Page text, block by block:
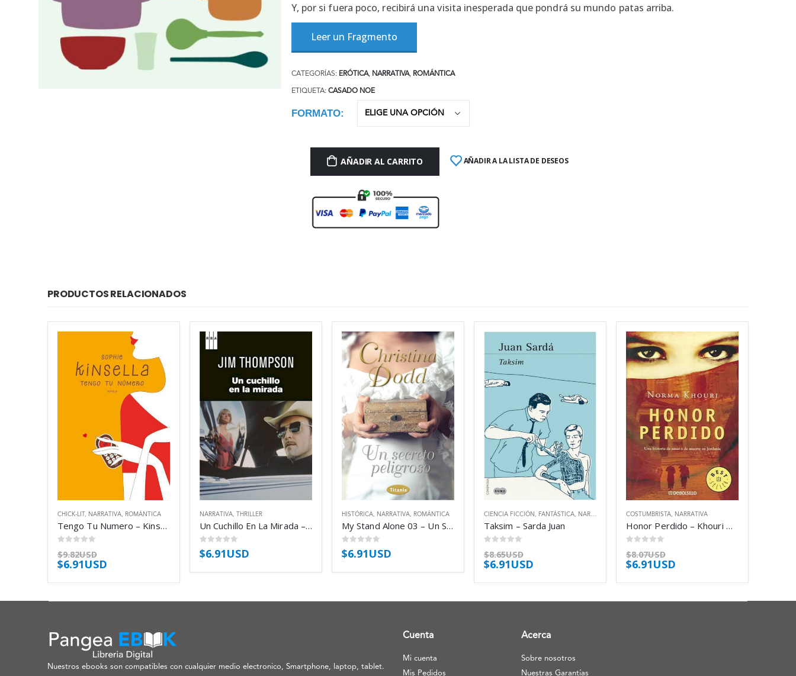
Y, por si fuera poco, recibirá una visita inesperada que pondrá su mundo patas arriba.
Leer un Fragmento
CATEGORÍAS: ERÓTICA, NARRATIVA, ROMÁNTICA
ETIQUETA: CASADO NOE
FORMATO
AÑADIR AL CARRITO AÑADIR A LA LISTA DE DESEOS
PRODUCTOS RELACIONADOS
CHICK-LIT NARRATIVA ROMÁNTICA
Tengo Tu Numero – Kinsella Sophie
$9.82USD
$6.91USD
NARRATIVA THRILLER
Un Cuchillo En La Mirada – Thompson Jim
0out of 5
$6.91USD
HISTÓRICA NARRATIVA ROMÁNTICA
My Stand Alone 03 – Un Secreto Peligroso – Dodd Christina
0out of 5
$6.91USD
CIENCIA FICCIÓN FANTÁSTICA NARRATIVA
Taksim – Sarda Juan
$8.65USD
$6.91USD
COSTUMBRISTA NARRATIVA
Honor Perdido – Khouri Norma
$8.07USD
$6.91USD
Nuestros ebooks son compatibles con cualquier medio electronico, Smartphone, laptop, tablet.
Cuenta
Mi cuenta
Mis Pedidos
Acerca
Sobre nosotros
Nuestras Garantías